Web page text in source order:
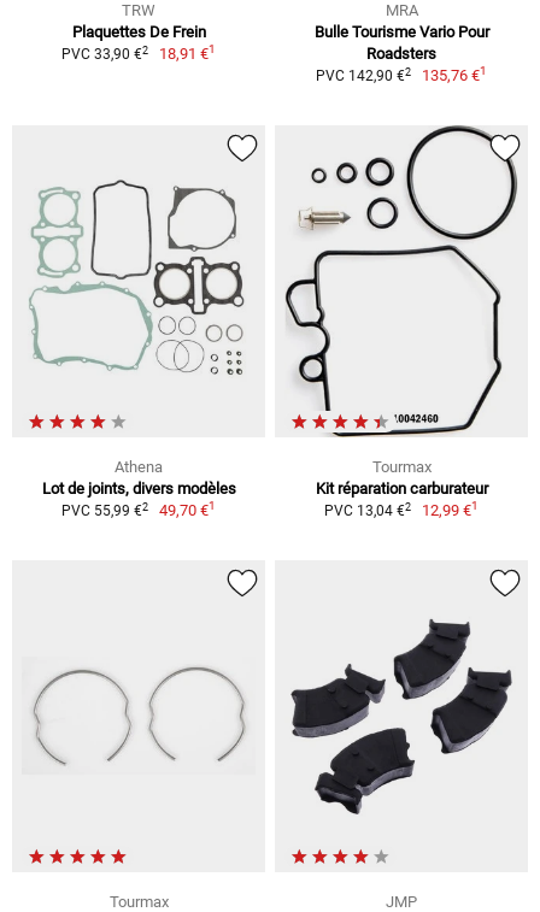
TRW
Plaquettes De Frein
PVC 33,90 €2 18,91 €1
MRA
Bulle Tourisme Vario Pour
Roadsters
PVC 142,90 €2 135,76 €1
Athena
Lot de joints, divers modèles
PVC 55,99 €2 49,70 €1
Tourmax
Kit réparation carburateur
PVC 13,04 €2 12,99 €1
Tourmax
JMP